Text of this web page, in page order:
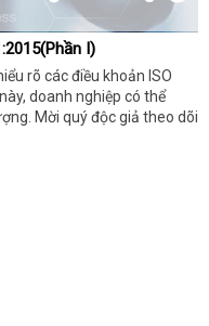
I)
rõ các điều khoản ISO
doanh nghiệp có thể
Mời quý độc giả theo dõi